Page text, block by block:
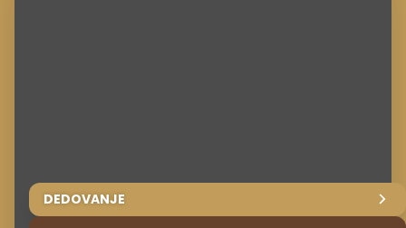
DEDOVANJE